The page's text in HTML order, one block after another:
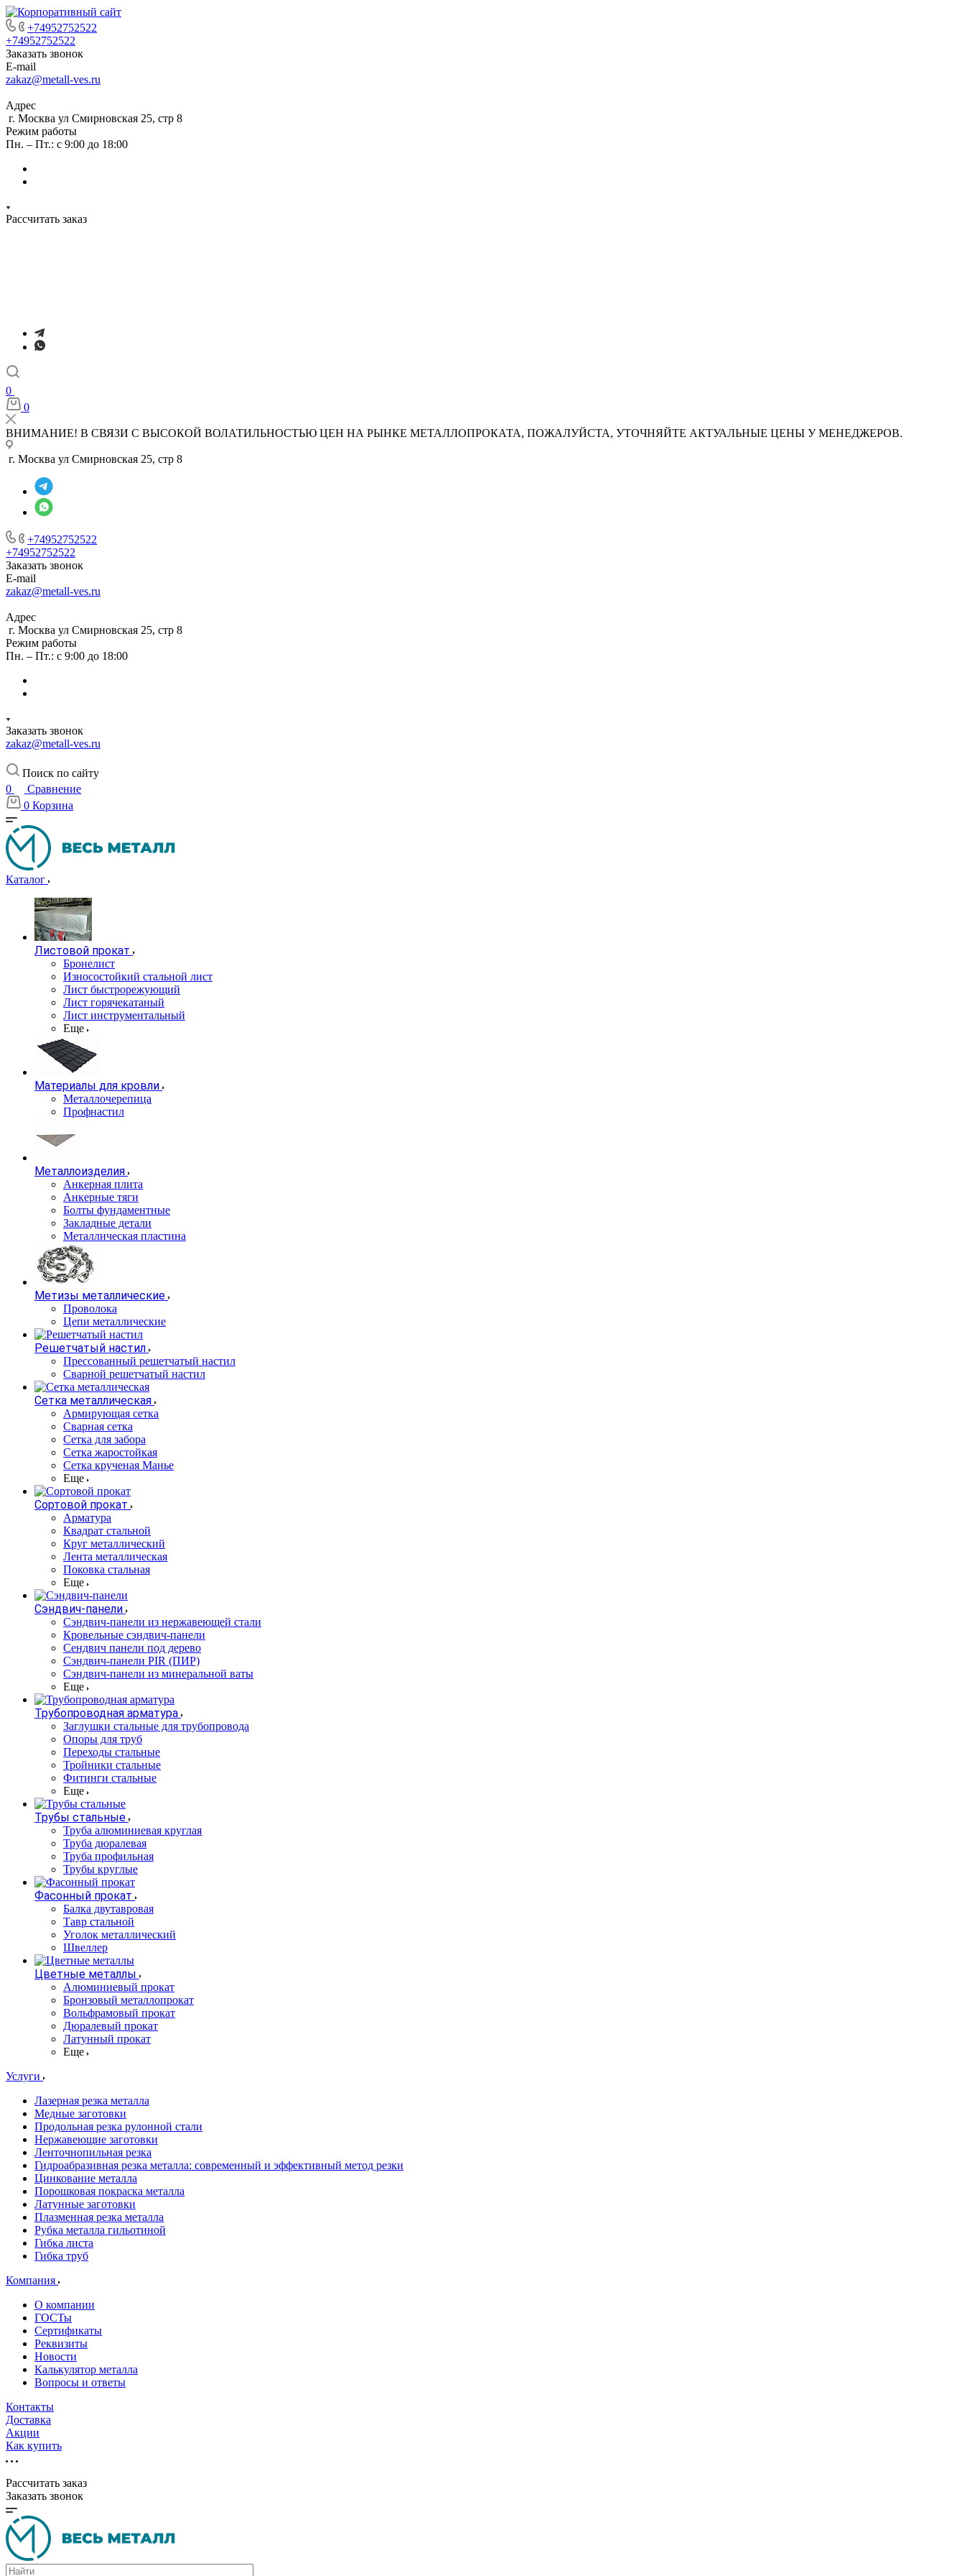
+74952752522
+74952752522
Заказать звонок
E-mail
zakaz@metall-ves.ru
Адрес
г. Москва ул Смирновская 25, стр 8
Режим работы
Пн. – Пт.: с 9:00 до 18:00
Рассчитать заказ
0
0
ВНИМАНИЕ! В СВЯЗИ С ВЫСОКОЙ ВОЛАТИЛЬНОСТЬЮ ЦЕН НА РЫНКЕ МЕТАЛЛОПРОКАТА, ПОЖАЛУЙСТА, УТОЧНЯЙТЕ АКТУАЛЬНЫЕ ЦЕНЫ У МЕНЕДЖЕРОВ.
г. Москва ул Смирновская 25, стр 8
+74952752522
+74952752522
Заказать звонок
E-mail
zakaz@metall-ves.ru
Адрес
г. Москва ул Смирновская 25, стр 8
Режим работы
Пн. – Пт.: с 9:00 до 18:00
Заказать звонок
zakaz@metall-ves.ru
Поиск по сайту
0
Сравнение
0 Корзина
Каталог
Листовой прокат
Бронелист
Износостойкий стальной лист
Лист быстрорежующий
Лист горячекатаный
Лист инструментальный
Еще
Материалы для кровли
Металлочерепица
Профнастил
Металлоизделия
Анкерная плита
Анкерные тяги
Болты фундаментные
Закладные детали
Металлическая пластина
Метизы металлические
Проволока
Цепи металлические
Решетчатый настил
Прессованный решетчатый настил
Сварной решетчатый настил
Сетка металлическая
Армирующая сетка
Сварная сетка
Сетка для забора
Сетка жаростойкая
Сетка крученая Манье
Еще
Сортовой прокат
Арматура
Квадрат стальной
Круг металлический
Лента металлическая
Поковка стальная
Еще
Сэндвич-панели
Cэндвич-панели из нержавеющей стали
Кровельные сэндвич-панели
Сендвич панели под дерево
Сэндвич-панели PIR (ПИР)
Сэндвич-панели из минеральной ваты
Еще
Трубопроводная арматура
Заглушки стальные для трубопровода
Опоры для труб
Переходы стальные
Тройники стальные
Фитинги стальные
Еще
Трубы стальные
Труба алюминиевая круглая
Труба дюралевая
Труба профильная
Трубы круглые
Фасонный прокат
Балка двутавровая
Тавр стальной
Уголок металлический
Швеллер
Цветные металлы
Алюминиевый прокат
Бронзовый металлопрокат
Вольфрамовый прокат
Дюралевый прокат
Латунный прокат
Еще
Услуги
Лазерная резка металла
Медные заготовки
Продольная резка рулонной стали
Нержавеющие заготовки
Ленточнопильная резка
Гидроабразивная резка металла: современный и эффективный метод резки
Цинкование металла
Порошковая покраска металла
Латунные заготовки
Плазменная резка металла
Рубка металла гильотиной
Гибка листа
Гибка труб
Компания
О компании
ГОСТы
Сертификаты
Реквизиты
Новости
Калькулятор металла
Вопросы и ответы
Контакты
Доставка
Акции
Как купить
Рассчитать заказ
Заказать звонок